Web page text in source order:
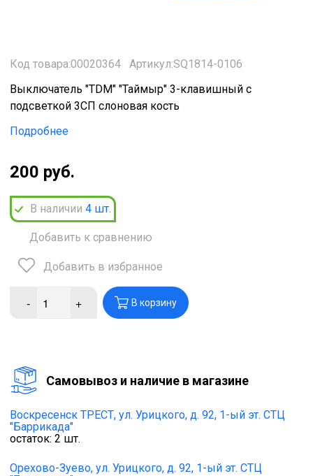
Код товара:00020364
Артикул:SQ1814-0106
Выключатель "TDM" "Таймыр" 3-клавишный с
подсветкой 3СП слоновая кость
Подробнее
200 руб.
В наличии 4 шт.
Добавить к сравнению
Добавить в избранное
- + В корзину
Cамовывоз и наличие в магазине
Воскресенск ТРЕСТ, ул. Урицкого, д. 92, 1-ый эт. СТЦ
"Баррикада"
остаток: 2 шт.
Орехово-Зуево, ул. Урицкого, д. 92, 1-ый эт. СТЦ